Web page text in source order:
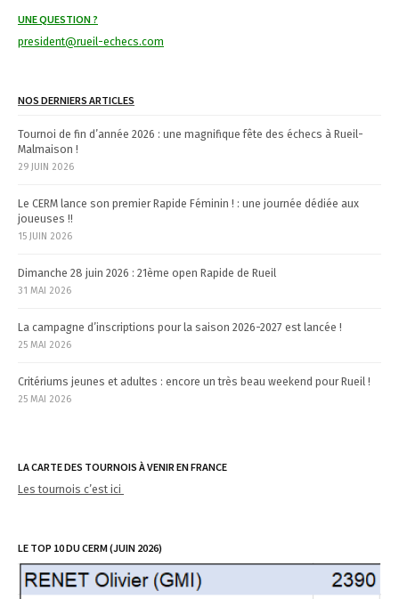
i
g
t
i
o
n
UNE QUESTION ?
president@rueil-echecs.com
NOS DERNIERS ARTICLES
Tournoi de fin d’année 2026 : une magnifique fête des échecs à Rueil-
Malmaison !
29 JUIN 2026
Le CERM lance son premier Rapide Féminin ! : une journée dédiée aux
joueuses !!
15 JUIN 2026
Dimanche 28 juin 2026 : 21ème open Rapide de Rueil
31 MAI 2026
La campagne d’inscriptions pour la saison 2026-2027 est lancée !
25 MAI 2026
Critériums jeunes et adultes : encore un très beau weekend pour Rueil !
25 MAI 2026
LA CARTE DES TOURNOIS À VENIR EN FRANCE
Les tournois c’est ici
LE TOP 10 DU CERM (JUIN 2026)